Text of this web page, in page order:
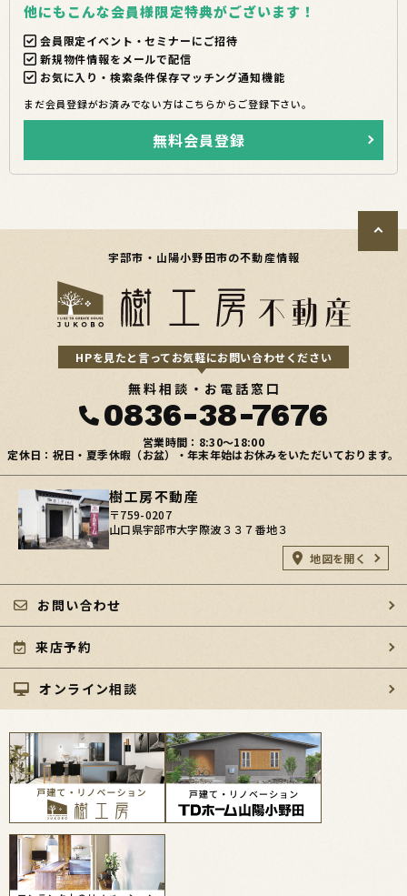
他にもこんな会員様限定特典がございます！
会員限定イベント・セミナーにご招待
新規物件情報をメールで配信
お気に入り・検索条件保存マッチング通知機能
まだ会員登録がお済みでない方はこちらからご登録下さい。
無料会員登録
宇部市・山陽小野田市の不動産情報
HPを見たと言ってお気軽にお問い合わせください
無料相談・お電話窓口
0836-38-7676
営業時間：8:30〜18:00
定休日：祝日・夏季休暇（お盆）・年末年始はお休みをいただいております。
樹工房不動産
〒759-0207
山口県宇部市大字際波３３７番地３
地図を開く
お問い合わせ
来店予約
オンライン相談